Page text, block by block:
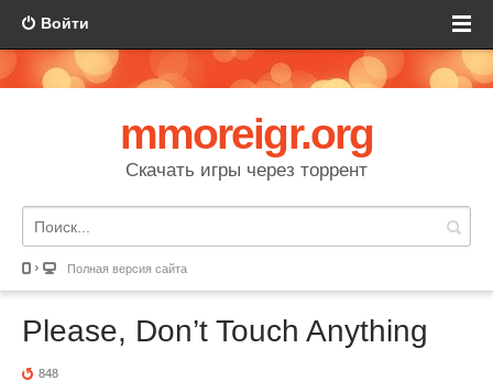
Войти
mmoreigr.org
Скачать игры через торрент
Полная версия сайта
Please, Don’t Touch Anything
848